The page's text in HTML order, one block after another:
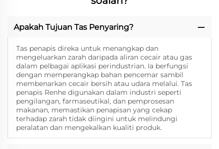
Apakah Tujuan Tas Penyaring?
Tas penapis direka untuk menangkap dan
mengeluarkan zarah daripada aliran cecair atau gas
dalam pelbagai aplikasi perindustrian. Ia berfungsi
dengan memperangkap bahan pencemar sambil
membenarkan cecair bersih atau udara melalui. Tas
penapis Renhe digunakan dalam industri seperti
pengilangan, farmaseutikal, dan pemprosesan
makanan, memastikan penapisan yang cekap
terhadap zarah tidak diingini untuk melindungi
peralatan dan mengekalkan kualiti produk.